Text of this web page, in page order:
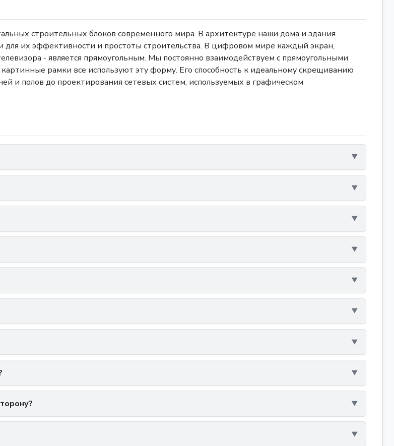
строительных блоков современного мира. В архитектуре наши дома и здания
их эффективности и простоты строительства. В цифровом мире каждый экран,
- является прямоугольным. Мы постоянно взаимодействуем с прямоугольными
рамки все используют эту форму. Его способность к идеальному скрещиванию
и полов до проектирования сетевых систем, используемых в графическом